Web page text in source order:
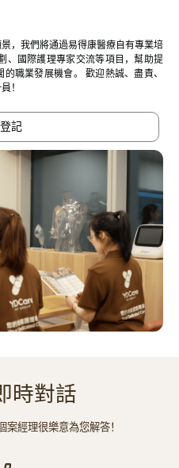
，我們將通過易得康醫療自有專業培
、國際護理專家交流等項目，幫助提
職業發展機會。 歡迎熱誠、盡責、
！
記
時對話
經理很樂意為您解答！